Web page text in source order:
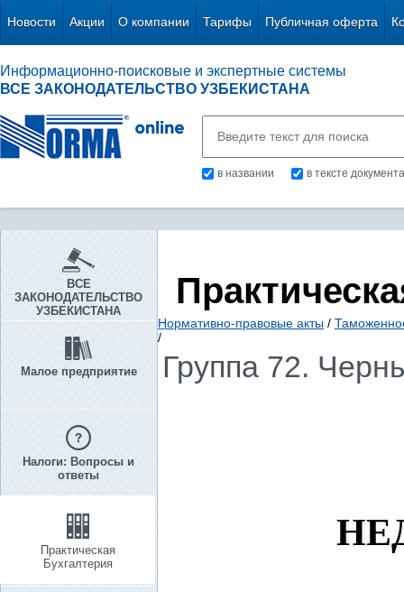
Новости Акции О компании Тарифы Публичная оферта
Информационно-поисковые и экспертные системы
ВСЕ ЗАКОНОДАТЕЛЬСТВО УЗБЕКИСТАНА
в названии в тексте документа
ВСЕ
ЗАКОНОДАТЕЛЬСТВО
УЗБЕКИСТАНА
Малое предприятие
Налоги: Вопросы и
ответы
Практическая
Бухгалтерия
Нормативно-правовые акты /
/
Группа 72.